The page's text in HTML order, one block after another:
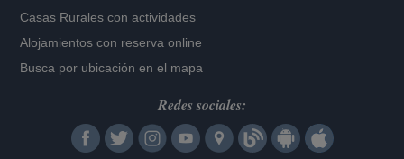
Casas Rurales con actividades
Alojamientos con reserva online
Busca por ubicación en el mapa
Redes sociales: